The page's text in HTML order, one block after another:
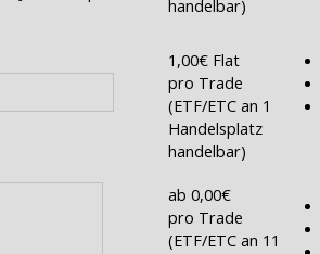
handelbar)
1,00€ Flat
pro Trade
(ETF/ETC an 1
Handelsplatz
handelbar)
ab 0,00€
pro Trade
(ETF/ETC an 11